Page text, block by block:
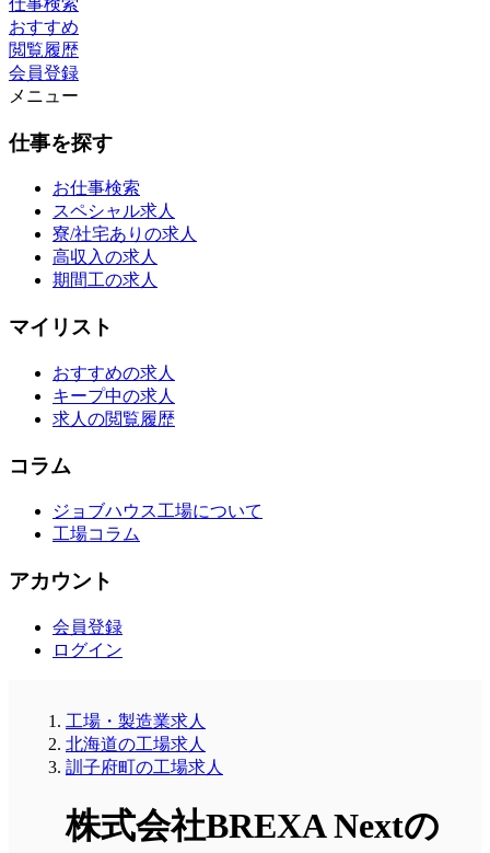
仕事検索
おすすめ
閲覧履歴
会員登録
メニュー
仕事を探す
お仕事検索
スペシャル求人
寮/社宅ありの求人
高収入の求人
期間工の求人
マイリスト
おすすめの求人
キープ中の求人
求人の閲覧履歴
コラム
ジョブハウス工場について
工場コラム
アカウント
会員登録
ログイン
工場・製造業求人
北海道の工場求人
訓子府町の工場求人
株式会社BREXA Nextの